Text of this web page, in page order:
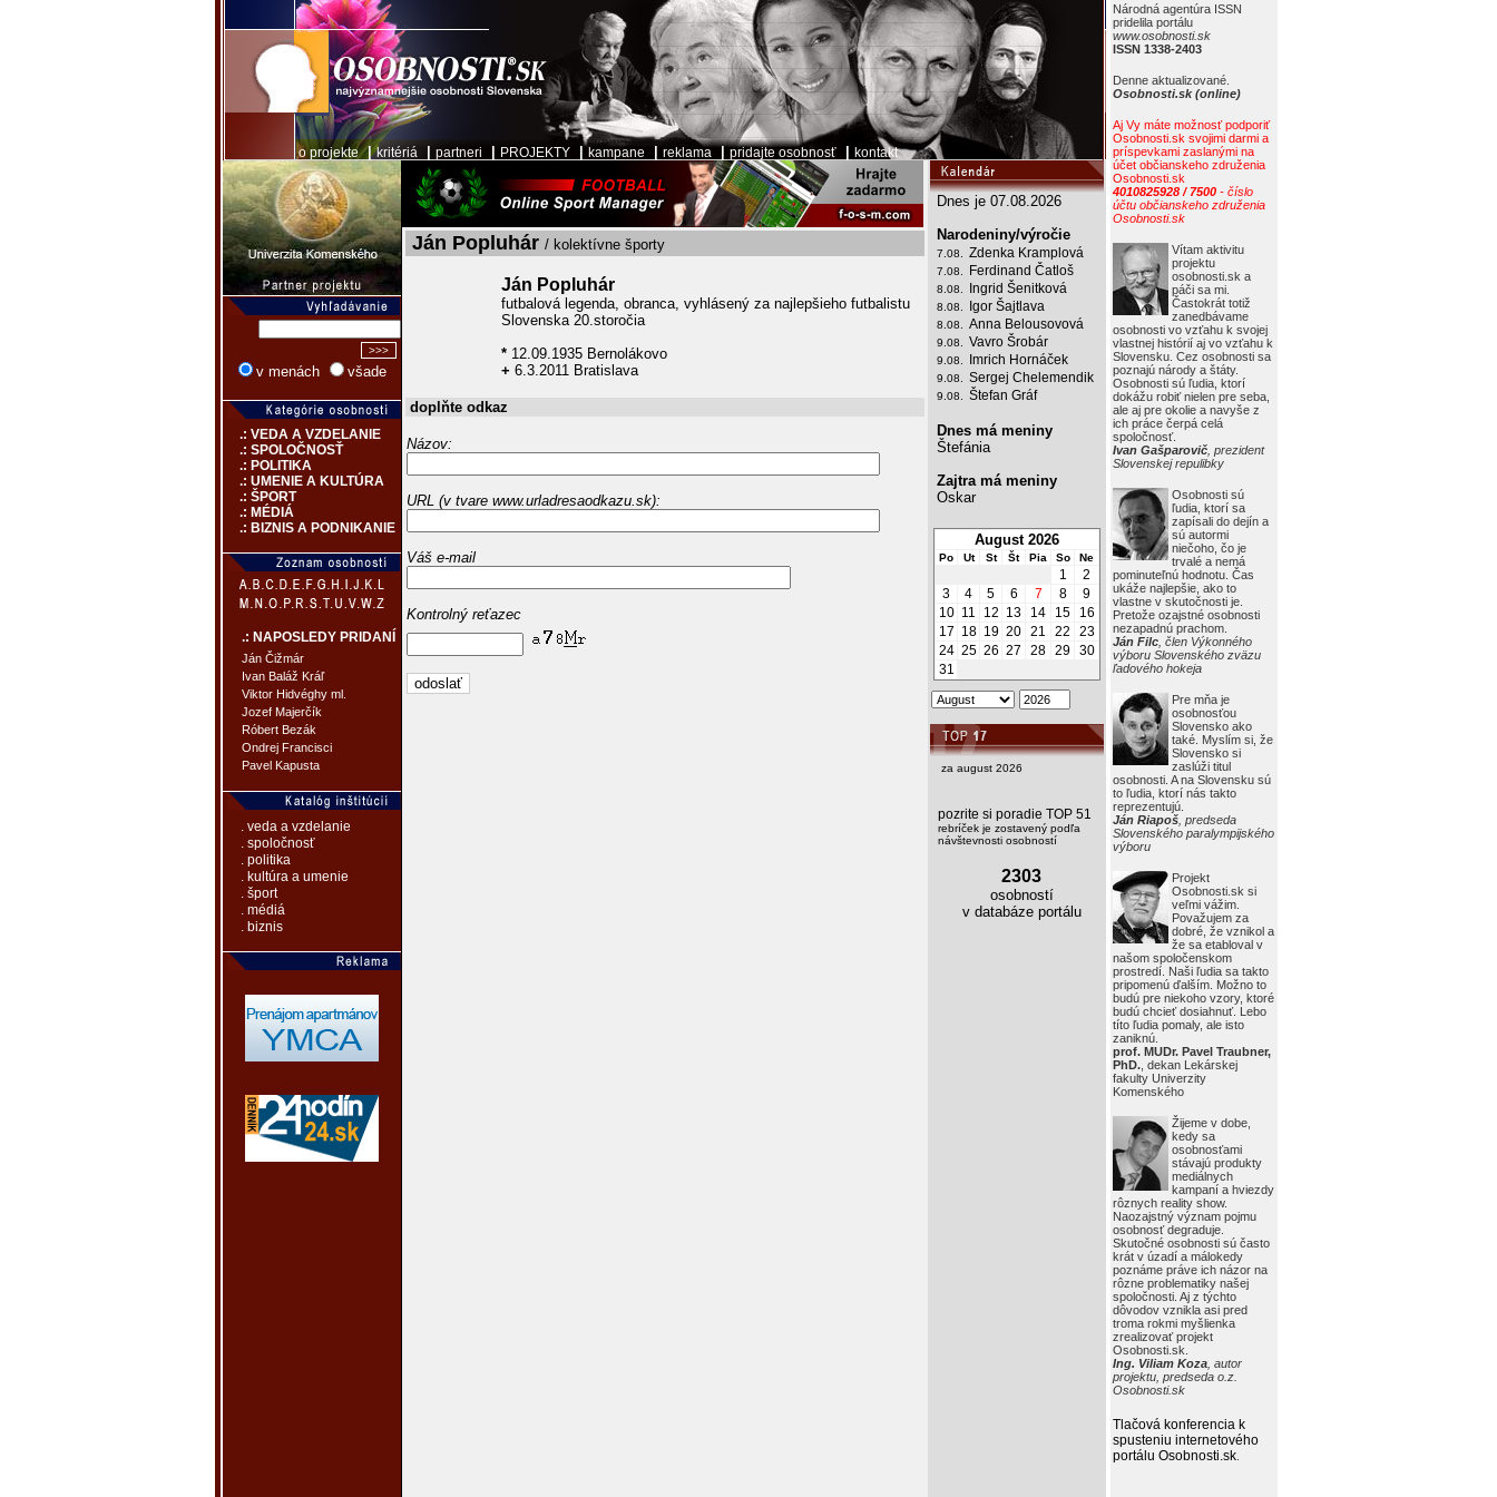
o projekte|kritériá partneri PROJEKTY kampane reklama pridajte osobnosť kontakt
Národná agentúra ISSN
pridelila portálu
www.osobnosti.sk
ISSN 1338-2403
Denne aktualizované.
Osobnosti.sk (online)
Aj Vy máte možnosť podporiť
Osobnosti.sk svojimi darmi a
príspevkami zaslanými na
účet občianskeho združenia
Osobnosti.sk
4010825928 / 7500 - číslo
účtu občianskeho združenia
Osobnosti.sk
Vítam aktivitu
projektu
osobnosti.sk a
páči sa mi.
Častokrát totiž
zanedbávame
osobnosti vo vzťahu k svojej
vlastnej histórií aj vo vzťahu k
Slovensku. Cez osobnosti sa
poznajú národy a štáty.
Osobnosti sú ľudia, ktorí
dokážu robiť nielen pre seba,
ale aj pre okolie a navyše z
ich práce čerpá celá
spoločnosť.
Ivan Gašparovič , prezident
Slovenskej repulibky
Osobnosti sú
ľudia, ktorí sa
zapísali do dejín a
sú autormi
niečoho, čo je
trvalé a nemá
pominuteľnú hodnotu. Čas
ukáže najlepšie, ako to
vlastne v skutočnosti je.
Pretože ozajstné osobnosti
nezapadnú prachom.
Ján Filc , člen Výkonného
výboru Slovenského zväzu
ľadového hokeja
Pre mňa je
osobnosťou
Slovensko ako
také. Myslím si, že
Slovensko si
zaslúži titul
osobnosti. A na Slovensku sú
to ľudia, ktorí nás takto
reprezentujú.
Ján Riapoš , predseda
Slovenského paralympijského
výboru
Projekt
Osobnosti.sk si
veľmi vážim.
Považujem za
dobré, že vznikol a
že sa etabloval v
našom spoločenskom
prostredí. Naši ľudia sa takto
pripomenú ďalším. Možno to
budú pre niekoho vzory, ktoré
budú chcieť dosiahnuť. Lebo
títo ľudia pomaly, ale isto
zaniknú.
prof. MUDr. Pavel Traubner,
PhD. , dekan Lekárskej
fakulty Univerzity
Komenského
Žijeme v dobe,
kedy sa
osobnosťami
stávajú produkty
mediálnych
kampaní a hviezdy
rôznych reality show.
Naozajstný význam pojmu
osobnosť degraduje.
Skutočné osobnosti sú často
krát v úzadí a málokedy
poznáme práve ich názor na
rôzne problematiky našej
spoločnosti. Aj z týchto
dôvodov vznikla asi pred
troma rokmi myšlienka
zrealizovať projekt
Osobnosti.sk.
Ing. Viliam Koza , autor
projektu, predseda o.z.
Osobnosti.sk
Tlačová konferencia k
spusteniu internetového
portálu Osobnosti.sk
v menách všade
.: VEDA A VZDELANIE
.: SPOLOČNOSŤ
.: POLITIKA
.: UMENIE A KULTÚRA
.: ŠPORT
.: MÉDIÁ
.: BIZNIS A PODNIKANIE
.: NAPOSLEDY PRIDANÍ
Ján Čižmár
Ivan Baláž Kráľ
Viktor Hidvéghy ml.
Jozef Majerčík
Róbert Bezák
Ondrej Francisci
Pavel Kapusta
. veda a vzdelanie
. spoločnosť
. politika
. kultúra a umenie
. šport
. médiá
. biznis
Ján Popluhár / kolektívne športy
Ján Popluhár
futbalová legenda, obranca, vyhlásený za najlepšieho futbalistu
Slovenska 20.storočia
* 12.09.1935 Bernolákovo
+ 6.3.2011 Bratislava
doplňte odkaz
Názov:
URL (v tvare www.urladresaodkazu.sk):
Váš e-mail
Kontrolný reťazec
Dnes je 07.08.2026
Narodeniny/výročie
7.08. Zdenka Kramplová
7.08. Ferdinand Čatloš
8.08. Ingrid Šenitková
8.08. Igor Šajtlava
8.08. Anna Belousovová
9.08. Vavro Šrobár
9.08. Imrich Hornáček
9.08. Sergej Chelemendik
9.08. Štefan Gráf
Dnes má meniny
Štefánia
Zajtra má meniny
Oskar
August 2026
Po Ut St Št Pia So Ne
1
2
3
4 5 6 7 8
9
10 11 12 13 14 15
16
17 18 19 20 21 22
23
24 25 26 27 28 29 30
31
za august 2026
pozrite si poradie TOP 51
rebríček je zostavený podľa
návštevnosti osobností
2303
osobností
v databáze portálu